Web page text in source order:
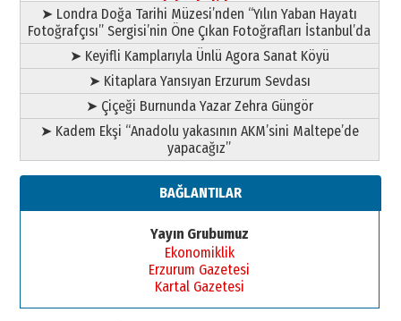
İstanbul’da
➤ Londra Doğa Tarihi Müzesi’nden “Yılın Yaban Hayatı
Fotoğrafçısı” Sergisi’nin Öne Çıkan Fotoğrafları İstanbul’da
➤ Keyifli Kamplarıyla Ünlü Agora Sanat Köyü
➤ Kitaplara Yansıyan Erzurum Sevdası
➤ Çiçeği Burnunda Yazar Zehra Güngör
➤ Kadem Ekşi “Anadolu yakasının AKM’sini Maltepe’de
yapacağız”
BAĞLANTILAR
Yayın Grubumuz
Ekonomiklik
Erzurum Gazetesi
Kartal Gazetesi